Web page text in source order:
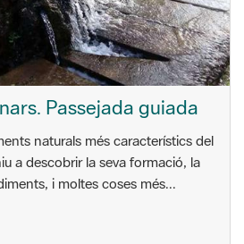
Passejada guiada
naturals més característics del
a descobrir la seva formació, la
i moltes coses més...